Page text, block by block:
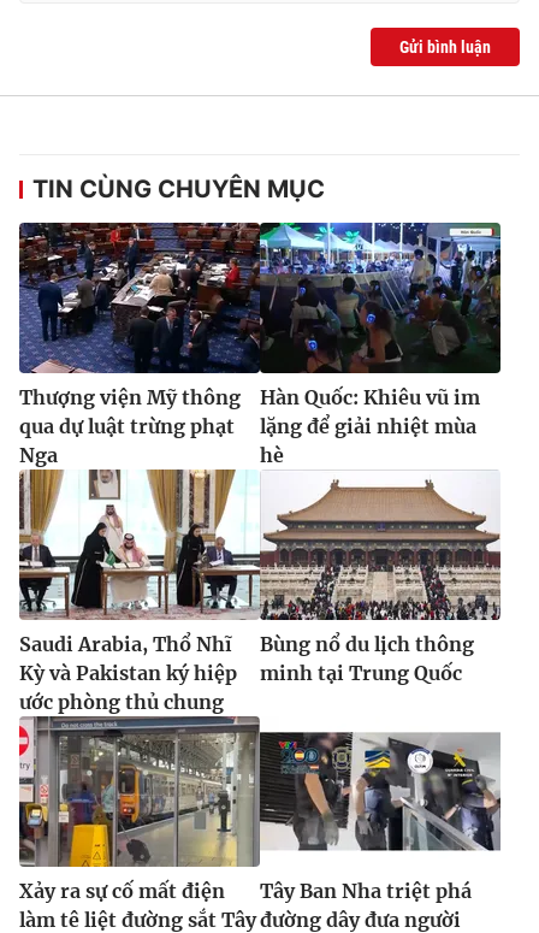
Gửi bình luận
TIN CÙNG CHUYÊN MỤC
Thượng viện Mỹ thông
qua dự luật trừng phạt
Nga
Hàn Quốc: Khiêu vũ im
lặng để giải nhiệt mùa
hè
Saudi Arabia, Thổ Nhĩ
Kỳ và Pakistan ký hiệp
ước phòng thủ chung
Bùng nổ du lịch thông
minh tại Trung Quốc
Xảy ra sự cố mất điện
làm tê liệt đường sắt Tây
Tây Ban Nha triệt phá
đường dây đưa người